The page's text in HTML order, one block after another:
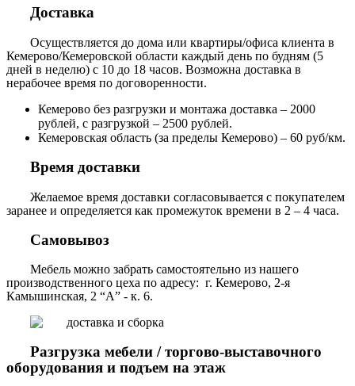
Доставка
Осуществляется до дома или квартиры/офиса клиента в
Кемерово/Кемеровской области каждый день по будням (5
дней в неделю) с 10 до 18 часов. Возможна доставка в
нерабочее время по договоренности.
Кемерово без разгрузки и монтажа доставка – 2000
рублей, с разгрузкой – 2500 рублей.
Кемеровская область (за пределы Кемерово) – 60 руб/км.
Время доставки
Желаемое время доставки согласовывается с покупателем
заранее и определяется как промежуток времени в 2 – 4 часа.
Самовывоз
Мебель можно забрать самостоятельно из нашего
производственного цеха по адресу: г. Кемерово, 2-я
Камышинская, 2 “А” - к. 6.
Разгрузка мебели / торгово-выставочного
оборудования и подъем на этаж